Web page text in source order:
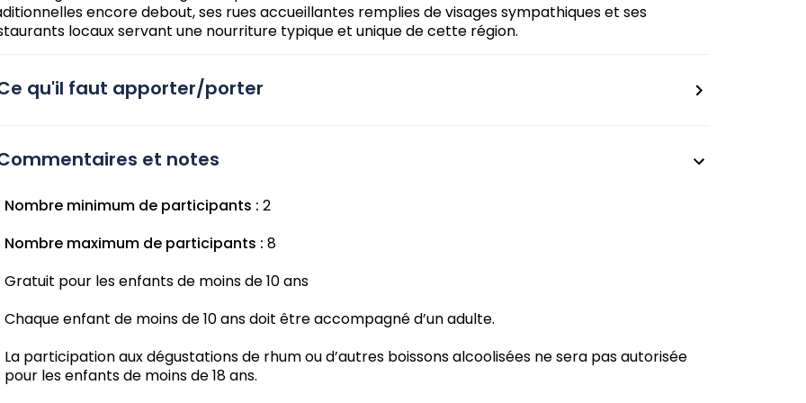
encore debout, ses rues accueillantes remplies de visages sympathiques et ses
locaux servant une nourriture typique et unique de cette région.
qu'il faut apporter/porter
et notes
Nombre minimum de participants : 2
Nombre maximum de participants : 8
Gratuit pour les enfants de moins de 10 ans
Chaque enfant de moins de 10 ans doit être accompagné d’un adulte.
La participation aux dégustations de rhum ou d’autres boissons alcoolisées ne sera pas autorisée
pour les enfants de moins de 18 ans.